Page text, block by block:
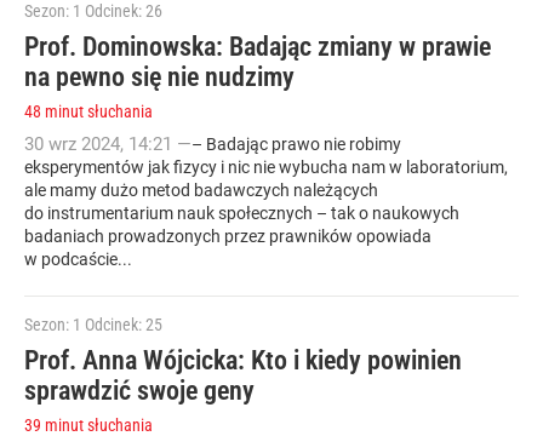
Sezon: 1 Odcinek: 26
Prof. Dominowska: Badając zmiany w prawie
na pewno się nie nudzimy
48 minut słuchania
30 wrz 2024, 14:21 —– Badając prawo nie robimy
eksperymentów jak fizycy i nic nie wybucha nam w laboratorium,
ale mamy dużo metod badawczych należących
do instrumentarium nauk społecznych – tak o naukowych
badaniach prowadzonych przez prawników opowiada
w podcaście...
Sezon: 1 Odcinek: 25
Prof. Anna Wójcicka: Kto i kiedy powinien
sprawdzić swoje geny
39 minut słuchania